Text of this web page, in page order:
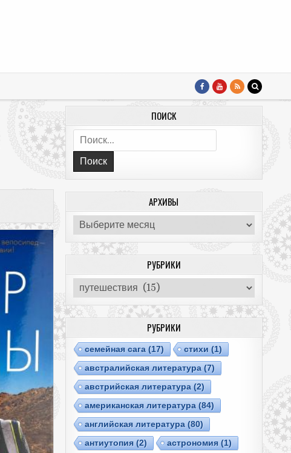
ПОИСК
Поиск:
АРХИВЫ
Архивы
РУБРИКИ
Рубрики
РУБРИКИ
cемейная сага(17) cтихи (1)
австралийская литература(7)
австрийская литература(2)
американская литература(84)
английская литература(80)
антиутопия(2) астрономия(1)